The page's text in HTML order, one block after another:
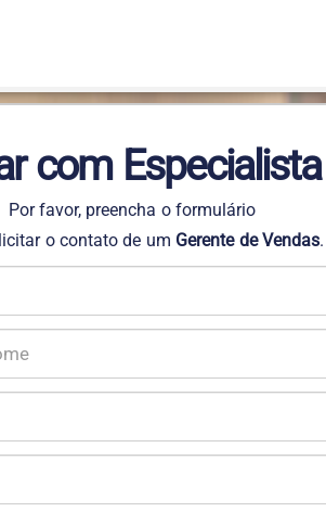
com Especialista
Por favor, preencha o formulário
o contato de um Gerente de Vendas.